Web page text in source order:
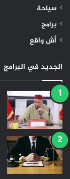
سياحة
برامج
أش واقع
الجديد في البرامج